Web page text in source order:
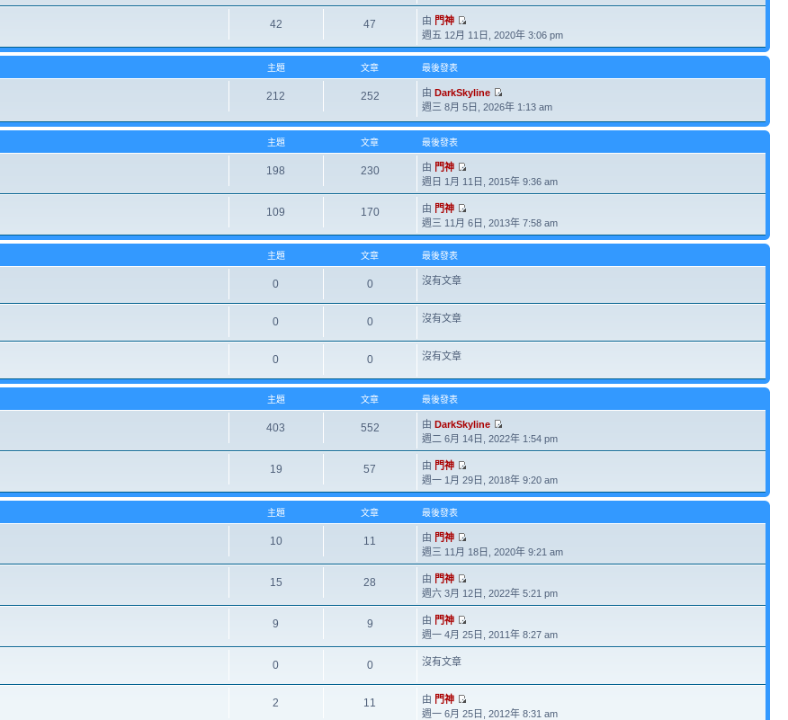
42 47 由 門神
週五 12月 11日, 2020年 3:06 pm
主題 文章 最後發表
212 252 由DarkSkyline
週三 8月 5日, 2026年 1:13 am
主題 文章 最後發表
198 230 由 門神
週日 1月 11日, 2015年 9:36 am
109 170 由 門神
週三 11月 6日, 2013年 7:58 am
主題 文章 最後發表
0 0 沒有文章
0 0 沒有文章
0 0 沒有文章
主題 文章 最後發表
403 552 由DarkSkyline
週二 6月 14日, 2022年 1:54 pm
19 57 由 門神
週一 1月 29日, 2018年 9:20 am
主題 文章 最後發表
10 11 由 門神
週三 11月 18日, 2020年 9:21 am
15 28 由 門神
週六 3月 12日, 2022年 5:21 pm
9 9 由 門神
週一 4月 25日, 2011年 8:27 am
0 0 沒有文章
2 11 由 門神
週一 6月 25日, 2012年 8:31 am